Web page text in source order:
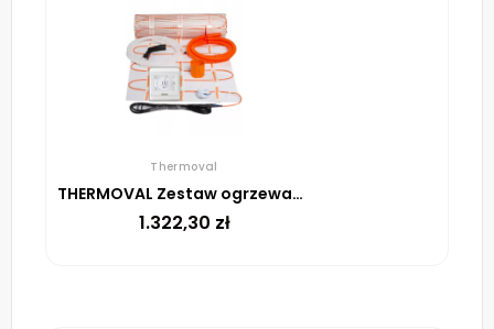
Thermoval
THERMOVAL Zestaw ogrzewania podłogowego – mata TV TO 10m² 170W/m² regulator TT 16 biały
1.322,30 zł